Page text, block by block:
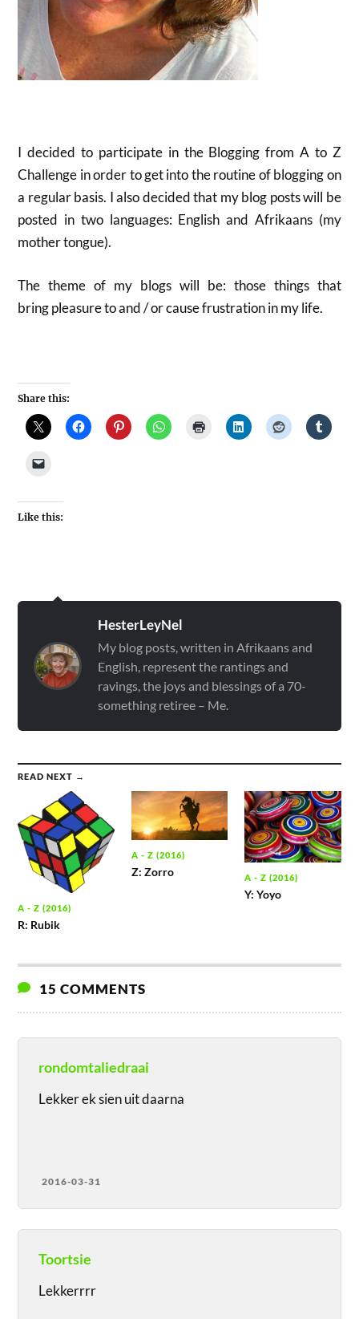
I decided to participate in the Blogging from A to Z
Challenge in order to get into the routine of blogging on
a regular basis. I also decided that my blog posts will be
posted in two languages: English and Afrikaans (my
mother tongue).
The theme of my blogs will be: those things that
bring pleasure to and / or cause frustration in my life.
Share this:
Like this:
HesterLeyNel
My blog posts, written in Afrikaans and
English, represent the rantings and
ravings, the joys and blessings of a 70-
something retiree – Me.
READ NEXT →
A - Z (2016)
R: Rubik
A - Z (2016)
Z: Zorro A - Z (2016)
Y: Yoyo
15 COMMENTS
rondomtaliedraai
Lekker ek sien uit daarna
2016-03-31
Toortsie
Lekkerrrr